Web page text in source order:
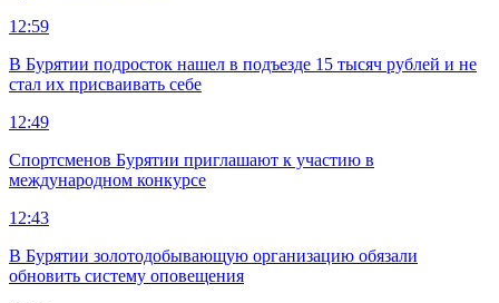
12:59
В Бурятии подросток нашел в подъезде 15 тысяч рублей и не
стал их присваивать себе
12:49
Спортсменов Бурятии приглашают к участию в
международном конкурсе
12:43
В Бурятии золотодобывающую организацию обязали
обновить систему оповещения